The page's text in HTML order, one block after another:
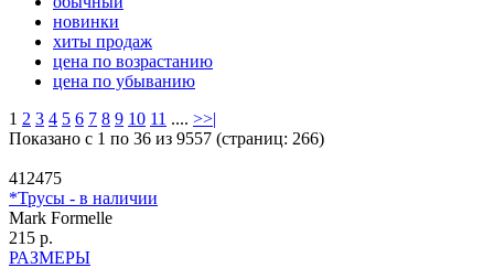
новинки
хиты продаж
цена по возрастанию
цена по убыванию
1 2 3 4 5 6 7 8 9 10 11 .... >>|
Показано с 1 по 36 из 9557 (страниц: 266)
412475
*Трусы - в наличии
Mark Formelle
215 р.
РАЗМЕРЫ